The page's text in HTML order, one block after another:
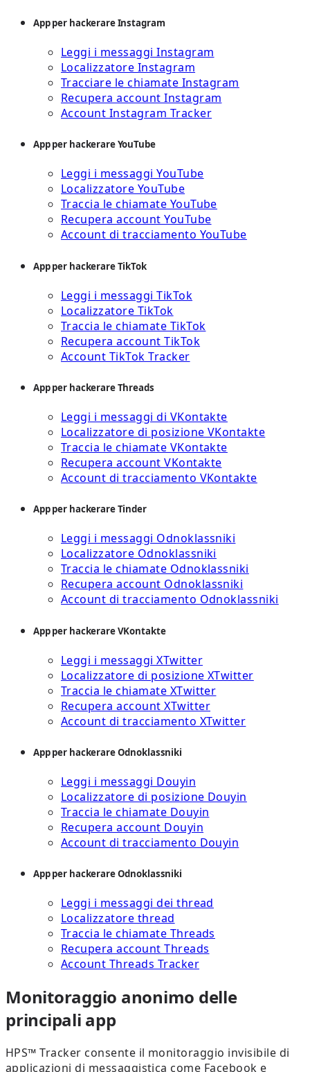
App per hackerare Instagram
Leggi i messaggi Instagram
Localizzatore Instagram
Tracciare le chiamate Instagram
Recupera account Instagram
Account Instagram Tracker
App per hackerare YouTube
Leggi i messaggi YouTube
Localizzatore YouTube
Traccia le chiamate YouTube
Recupera account YouTube
Account di tracciamento YouTube
App per hackerare TikTok
Leggi i messaggi TikTok
Localizzatore TikTok
Traccia le chiamate TikTok
Recupera account TikTok
Account TikTok Tracker
App per hackerare Threads
Leggi i messaggi di VKontakte
Localizzatore di posizione VKontakte
Traccia le chiamate VKontakte
Recupera account VKontakte
Account di tracciamento VKontakte
App per hackerare Tinder
Leggi i messaggi Odnoklassniki
Localizzatore Odnoklassniki
Traccia le chiamate Odnoklassniki
Recupera account Odnoklassniki
Account di tracciamento Odnoklassniki
App per hackerare VKontakte
Leggi i messaggi XTwitter
Localizzatore di posizione XTwitter
Traccia le chiamate XTwitter
Recupera account XTwitter
Account di tracciamento XTwitter
App per hackerare Odnoklassniki
Leggi i messaggi Douyin
Localizzatore di posizione Douyin
Traccia le chiamate Douyin
Recupera account Douyin
Account di tracciamento Douyin
App per hackerare Odnoklassniki
Leggi i messaggi dei thread
Localizzatore thread
Traccia le chiamate Threads
Recupera account Threads
Account Threads Tracker
Monitoraggio anonimo delle
principali app
HPS™ Tracker consente il monitoraggio invisibile di
applicazioni di messaggistica come Facebook e